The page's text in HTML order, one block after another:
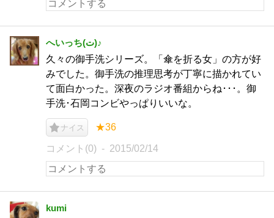
へいっち(ت)♪
久々の御手洗シリーズ。「傘を折る女」の方が好
みでした。御手洗の推理思考が丁寧に描かれてい
て面白かった。深夜のラジオ番組からね･･･。御
手洗･石岡コンビやっぱりいいな。
ナイス ★36
コメント(0) 2015/02/14
kumi